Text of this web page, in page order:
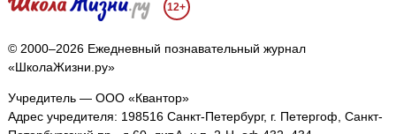
12+
© 2000–2026 Ежедневный познавательный журнал
«ШколаЖизни.ру»
Учредитель — ООО «Квантор»
Адрес учредителя: 198516 Санкт-Петербург, г. Петергоф, Санкт-